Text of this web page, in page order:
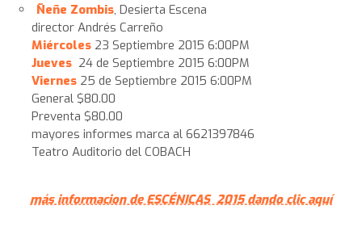
Ñeñe Zombis, Desierta Escena
director Andrés Carreño
Miércoles 23 Septiembre 2015 6:00PM
Jueves 24 de Septiembre 2015 6:00PM
Viernes 25 de Septiembre 2015 6:00PM
General $80.00
Preventa $80.00
mayores informes marca al 6621397846
Teatro Auditorio del COBACH
más informacion de ESCÉNICAS 2015 dando clic aquí